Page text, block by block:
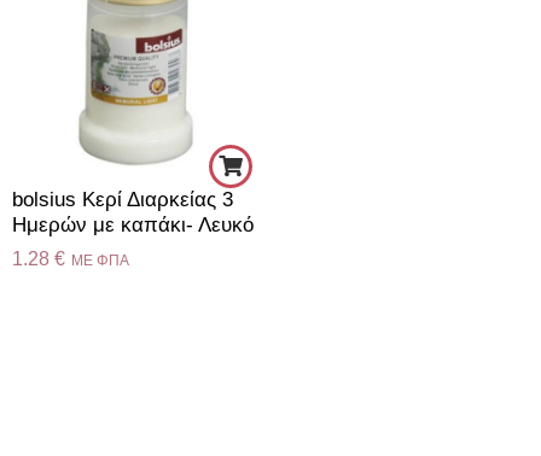
bolsius Κερί Διαρκείας 3
Ημερών με καπάκι- Λευκό
1.28 € ME ΦΠΑ